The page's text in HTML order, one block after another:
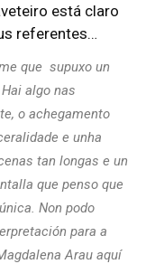
está claro
referentes…
que supuxo un
algo nas
o achegamento
e unha
tan longas e un
que penso que
Non podo
para a
Arau aquí